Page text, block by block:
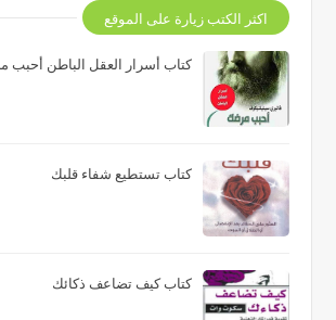
اكثر الكتب زيارة على الموقع
كتاب أسرار العقل الباطن
كتاب تستطيع شفاء قلبك
كتاب كيف تضاعف ذكائك